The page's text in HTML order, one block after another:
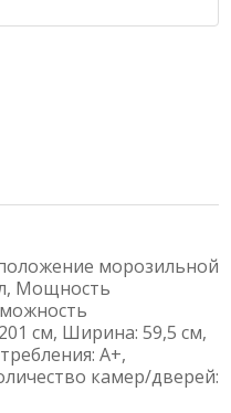
морозильной
Мощность
см, Ширина: 59,5 см,
А+,
камер/дверей: